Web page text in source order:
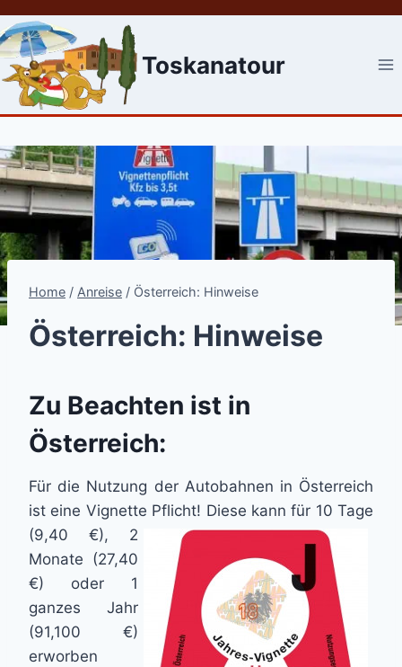
Skip
to
content
Toskanatour
Home / Anreise / Österreich: Hinweise
Österreich: Hinweise
Zu Beachten ist in
Österreich:
Für die Nutzung der Autobahnen in Österreich
ist eine Vignette Pflicht! Diese kann für 10 Tage
(9,40 €), 2
Monate (27,40
€) oder 1
ganzes Jahr
(91,100 €)
erworben